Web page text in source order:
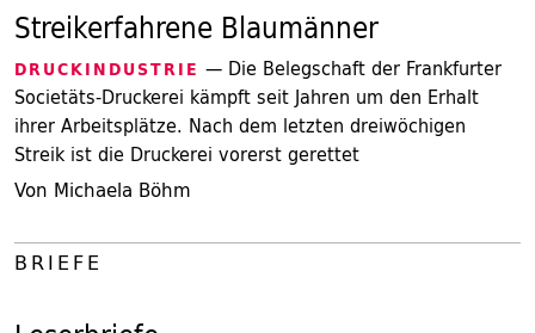
Streikerfahrene Blaumänner
DRUCKINDUSTRIE — Die Belegschaft der Frankfurter
Societäts-Druckerei kämpft seit Jahren um den Erhalt
ihrer Arbeitsplätze. Nach dem letzten dreiwöchigen
Streik ist die Druckerei vorerst gerettet
Von Michaela Böhm
BRIEFE